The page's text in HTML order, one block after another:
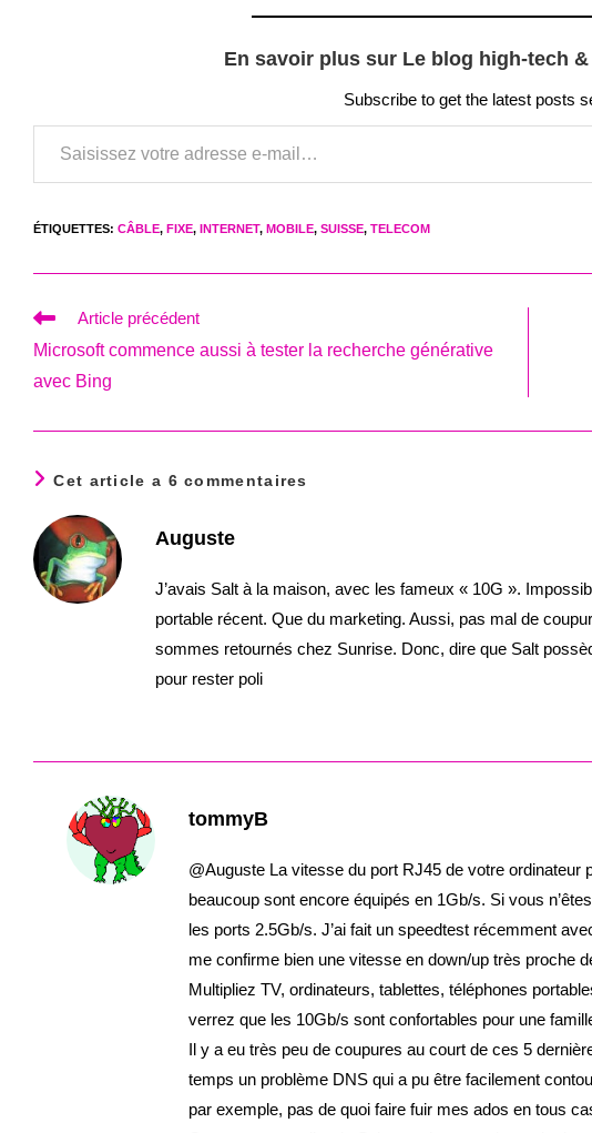
En savoir plus sur Le blog high-tech
Subscribe to get the latest posts
Saisissez votre adresse e-mail…
ÉTIQUETTES: CÂBLE, FIXE, INTERNET, MOBILE, SUISSE, TELECOM
Read
articles
Article précédent
Microsoft commence aussi à tester la recherche générative
avec Bing
Cet article a 6 commentaires
Auguste
J’avais Salt à la maison, avec les fameux « 10G ».
portable récent. Que du marketing. Aussi, pas mal de
sommes retournés chez Sunrise. Donc, dire que Salt
pour rester poli
tommyB
@Auguste La vitesse du port RJ45 de votre
beaucoup sont encore équipés en 1Gb/s. Si vous
les ports 2.5Gb/s. J’ai fait un speedtest récemment
me confirme bien une vitesse en down/up très proche
Multipliez TV, ordinateurs, tablettes, téléphones
verrez que les 10Gb/s sont confortables pour une
Il y a eu très peu de coupures au court de ces 5
temps un problème DNS qui a pu être facilement
par exemple, pas de quoi faire fuir mes ados en tous